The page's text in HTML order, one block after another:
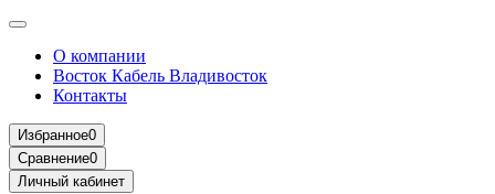
О компании
Восток Кабель Владивосток
Контакты
Избранное0
Сравнение0
Личный кабинет